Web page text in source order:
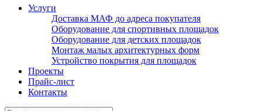
Услуги
Доставка МАФ до адреса покупателя
Оборудование для спортивных площадок
Оборудование для детских площадок
Монтаж малых архитектурных форм
Устройство покрытия для площадок
Проекты
Прайс-лист
Контакты